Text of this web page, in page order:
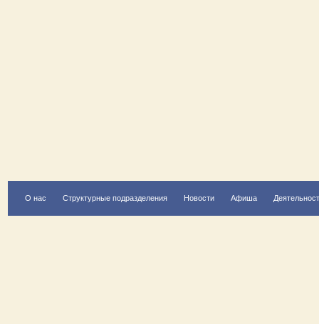
О нас Структурные подразделения Новости Афиша